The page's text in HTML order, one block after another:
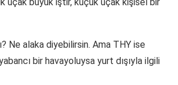
Ne alaka diyebilirsin. Ama THY ise
bir havayoluysa yurt dışıyla ilgili